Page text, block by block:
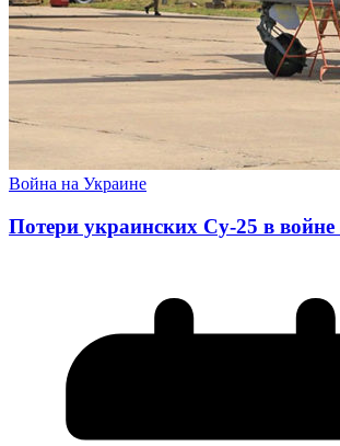
Война на Украине
Потери украинских Су-25 в войне